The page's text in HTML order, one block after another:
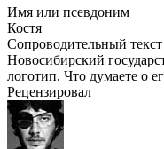
Имя или псевдоним
Костя
Сопроводительный текст
Новосибирский
логотип. Что думаете о
Рецензировал